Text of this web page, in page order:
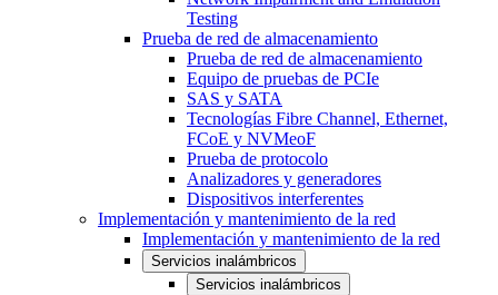
Testing
Prueba de red de almacenamiento
Prueba de red de almacenamiento
Equipo de pruebas de PCIe
SAS y SATA
Tecnologías Fibre Channel, Ethernet,
FCoE y NVMeoF
Prueba de protocolo
Analizadores y generadores
Dispositivos interferentes
Implementación y mantenimiento de la red
Implementación y mantenimiento de la red
Servicios inalámbricos
Servicios inalámbricos